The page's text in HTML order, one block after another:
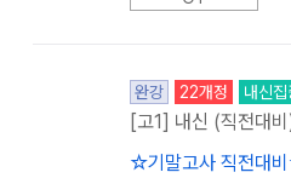
완강 22개정 내신집
[고1] 내신 (직전대
☆기말고사 직전대